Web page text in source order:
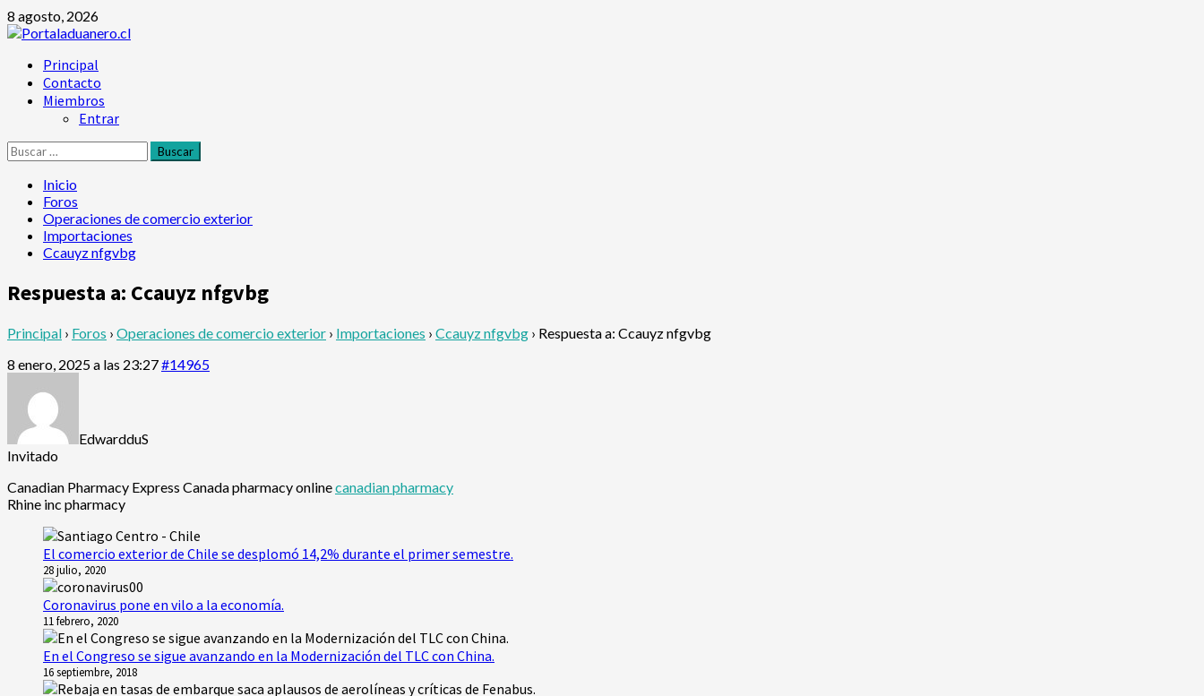
Saltar
al
8 agosto, 2026
Menú
principal
Principal
Contacto
Miembros
Entrar
Buscar:
Inicio
Foros
Operaciones de comercio exterior
Importaciones
Ccauyz nfgvbg
Respuesta a: Ccauyz nfgvbg
Principal › Foros › Operaciones de comercio exterior › Importaciones › Ccauyz nfgvbg › Respuesta a: Ccauyz nfgvbg
8 enero, 2025 a las 23:27#14965
EdwardduS
Invitado
Canadian Pharmacy Express Canada pharmacy onlinecanadian pharmacy
Rhine inc pharmacy
El comercio exterior de Chile se desplomó 14,2% durante el primer semestre.
28 julio, 2020
Coronavirus pone en vilo a la economía.
11 febrero, 2020
En el Congreso se sigue avanzando en la Modernización del TLC con China.
16 septiembre, 2018